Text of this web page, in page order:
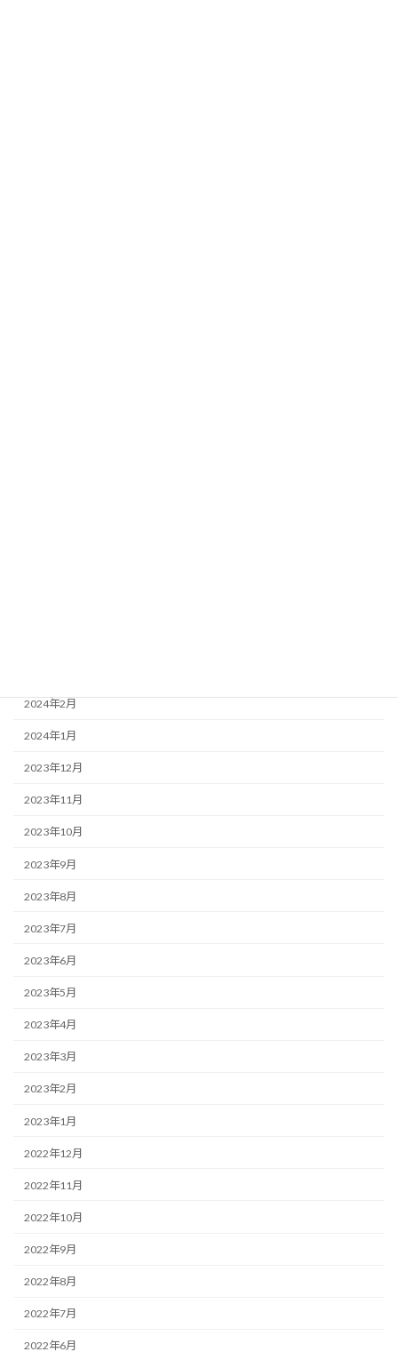
2024年2月
2024年1月
2023年12月
2023年11月
2023年10月
2023年9月
2023年8月
2023年7月
2023年6月
2023年5月
2023年4月
2023年3月
2023年2月
2023年1月
2022年12月
2022年11月
2022年10月
2022年9月
2022年8月
2022年7月
2022年6月